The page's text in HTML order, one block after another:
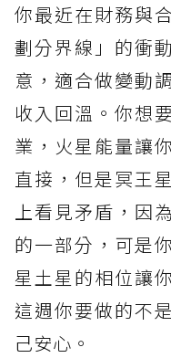
你最近在財務與
劃分界線」的衝
意，適合做變動
收入回溫。你想
業，火星能量讓
直接，但是冥王
上看見矛盾，因
的一部分，可是
星土星的相位讓
這週你要做的不
己安心。